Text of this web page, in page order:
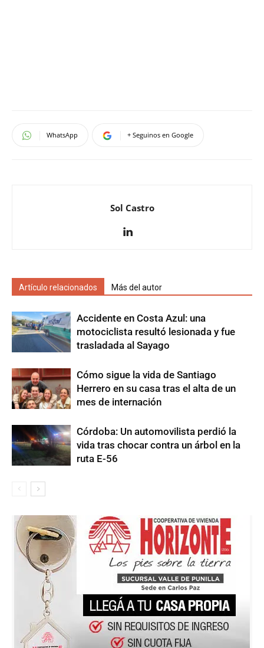
WhatsApp + Seguinos en Google
Sol Castro
Artículo relacionados Más del autor
Accidente en Costa Azul: una
motociclista resultó lesionada y fue
trasladada al Sayago
Cómo sigue la vida de Santiago
Herrero en su casa tras el alta de un
mes de internación
Córdoba: Un automovilista perdió la
vida tras chocar contra un árbol en la
ruta E-56